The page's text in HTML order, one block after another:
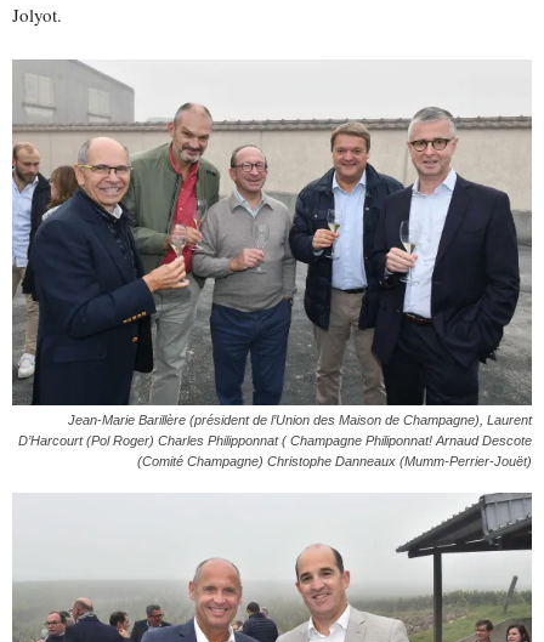
Jolyot.
Jean-Marie Barillère (président de l’Union des Maison de Champagne), Laurent
D’Harcourt (Pol Roger) Charles Philipponnat ( Champagne Philiponnat! Arnaud Descote
(Comité Champagne) Christophe Danneaux (Mumm-Perrier-Jouët)